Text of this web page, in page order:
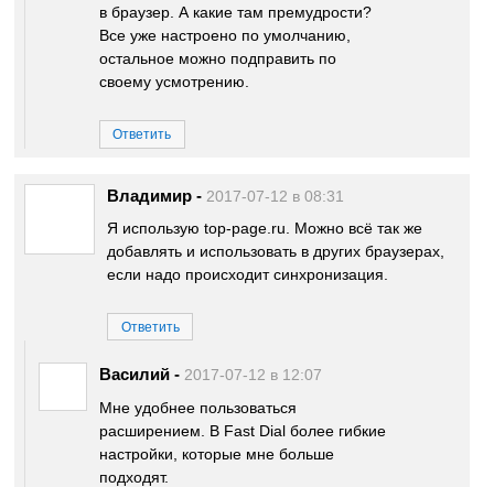
в браузер. А какие там премудрости?
Все уже настроено по умолчанию,
остальное можно подправить по
своему усмотрению.
Ответить
Владимир - 2017-07-12 в 08:31
Я использую top-page.ru. Можно всё так же
добавлять и использовать в других браузерах,
если надо происходит синхронизация.
Ответить
Василий - 2017-07-12 в 12:07
Мне удобнее пользоваться
расширением. В Fast Dial более гибкие
настройки, которые мне больше
подходят.